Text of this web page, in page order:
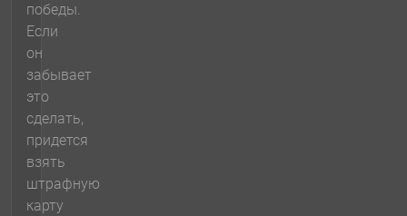
победы.
Если
он
забывает
это
сделать,
придется
взять
штрафную
карту